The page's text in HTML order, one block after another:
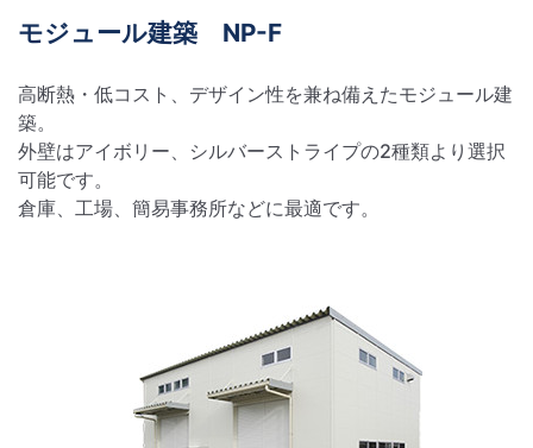
モジュール建築 NP-F
高断熱・低コスト、デザイン性を兼ね備えたモジュール建
築。
外壁はアイボリー、シルバーストライプの2種類より選択
可能です。
倉庫、工場、簡易事務所などに最適です。